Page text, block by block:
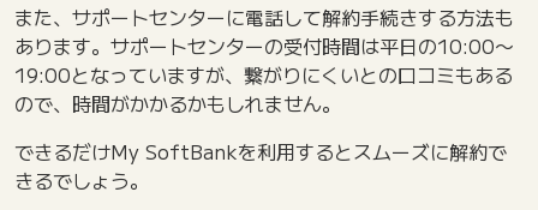
また、サポートセンターに電話して解約手続きする方法も
あります。サポートセンターの受付時間は平日の10:00〜
19:00となっていますが、繋がりにくいとの口コミもある
ので、時間がかかるかもしれません。
できるだけMy SoftBankを利用するとスムーズに解約で
きるでしょう。